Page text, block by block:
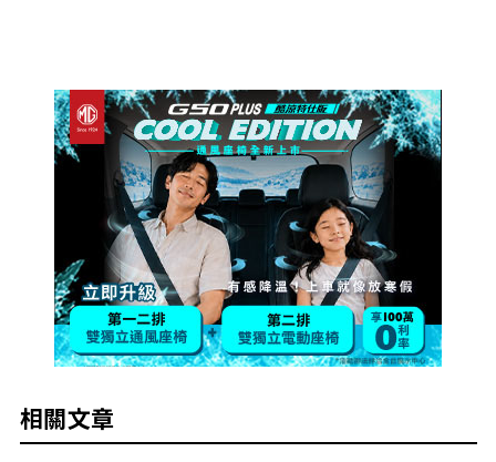
相關文章